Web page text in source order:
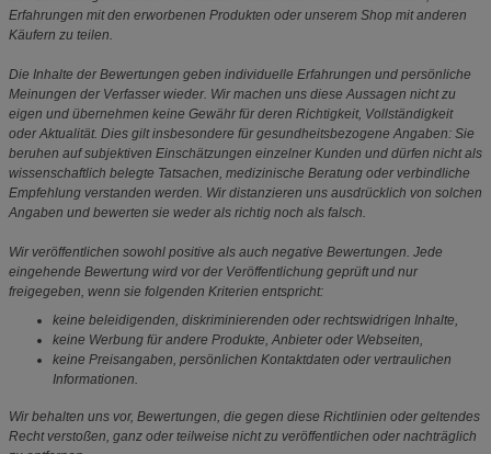
Erfahrungen mit den erworbenen Produkten oder unserem Shop mit anderen
Käufern zu teilen.
Die Inhalte der Bewertungen geben individuelle Erfahrungen und persönliche
Meinungen der Verfasser wieder. Wir machen uns diese Aussagen nicht zu
eigen und übernehmen keine Gewähr für deren Richtigkeit, Vollständigkeit
oder Aktualität. Dies gilt insbesondere für gesundheitsbezogene Angaben: Sie
beruhen auf subjektiven Einschätzungen einzelner Kunden und dürfen nicht als
wissenschaftlich belegte Tatsachen, medizinische Beratung oder verbindliche
Empfehlung verstanden werden. Wir distanzieren uns ausdrücklich von solchen
Angaben und bewerten sie weder als richtig noch als falsch.
Wir veröffentlichen sowohl positive als auch negative Bewertungen. Jede
eingehende Bewertung wird vor der Veröffentlichung geprüft und nur
freigegeben, wenn sie folgenden Kriterien entspricht:
keine beleidigenden, diskriminierenden oder rechtswidrigen Inhalte,
keine Werbung für andere Produkte, Anbieter oder Webseiten,
keine Preisangaben, persönlichen Kontaktdaten oder vertraulichen
Informationen.
Wir behalten uns vor, Bewertungen, die gegen diese Richtlinien oder geltendes
Recht verstoßen, ganz oder teilweise nicht zu veröffentlichen oder nachträglich